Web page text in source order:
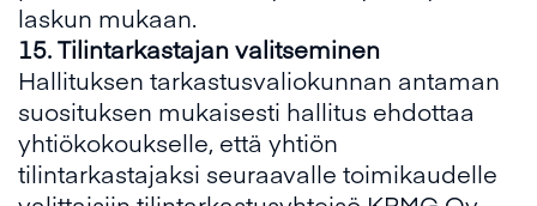
laskun mukaan.
15.Tilintarkastajan valitseminen
Hallituksen tarkastusvaliokunnan antaman
suosituksen mukaisesti hallitus ehdottaa
yhtiökokoukselle, että yhtiön
tilintarkastajaksi seuraavalle toimikaudelle